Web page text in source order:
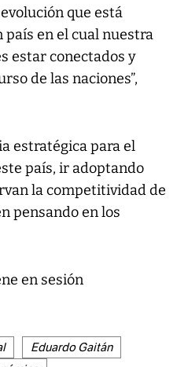
que está
en el cual nuestra
estar conectados y
de las naciones”,
estratégica para el
país, ir adoptando
la competitividad de
pensando en los
en sesión
Eduardo Gaitán